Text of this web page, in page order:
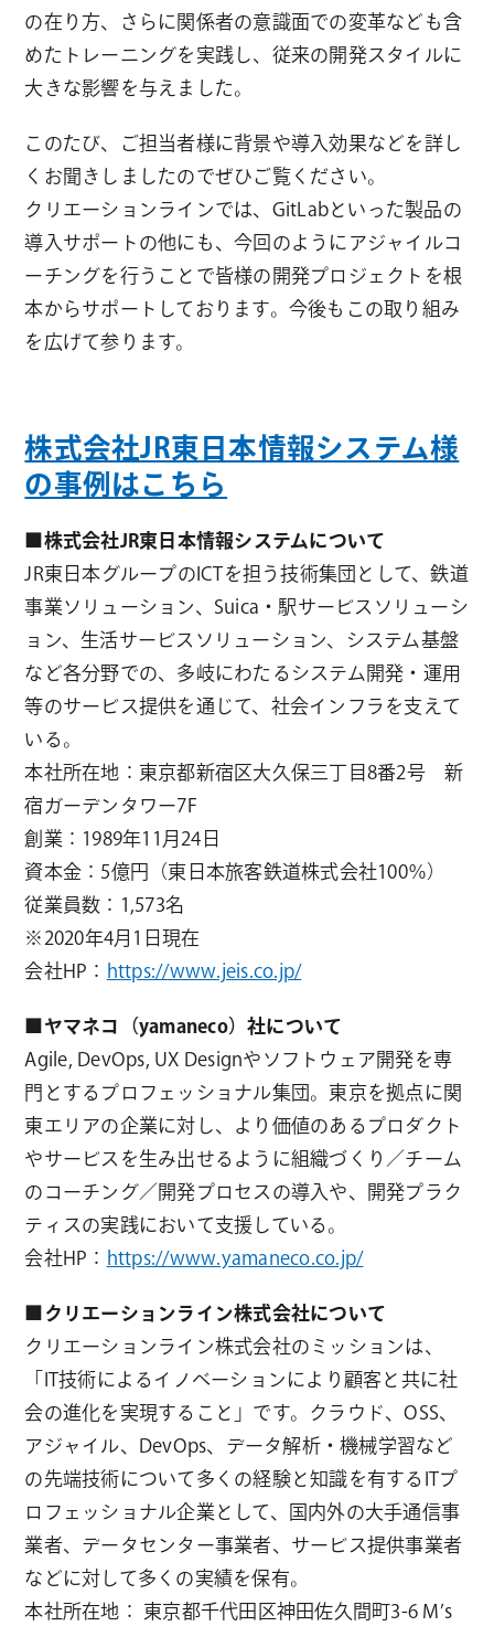
の在り方、さらに関係者の意識面での変革なども含
めたトレーニングを実践し、従来の開発スタイルに
大きな影響を与えました。
このたび、ご担当者様に背景や導入効果などを詳し
くお聞きしましたのでぜひご覧ください。
クリエーションラインでは、GitLabといった製品の
導入サポートの他にも、今回のようにアジャイルコ
ーチングを行うことで皆様の開発プロジェクトを根
本からサポートしております。今後もこの取り組み
を広げて参ります。
株式会社JR東日本情報システム様
の事例はこちら
■株式会社JR東日本情報システムについて
JR東日本グループのICTを担う技術集団として、鉄道
事業ソリューション、Suica・駅サービスソリューシ
ョン、生活サービスソリューション、システム基盤
など各分野での、多岐にわたるシステム開発・運用
等のサービス提供を通じて、社会インフラを支えて
いる。
本社所在地：東京都新宿区大久保三丁目8番2号 新
宿ガーデンタワー7F
創業：1989年11月24日
資本金：5億円（東日本旅客鉄道株式会社100％）
従業員数：1,573名
※2020年4月1日現在
会社HP： https://www.jeis.co.jp/
■ヤマネコ（yamaneco）社について
Agile, DevOps, UX Designやソフトウェア開発を専
門とするプロフェッショナル集団。東京を拠点に関
東エリアの企業に対し、より価値のあるプロダクト
やサービスを生み出せるように組織づくり／チーム
のコーチング／開発プロセスの導入や、開発プラク
ティスの実践において支援している。
会社HP： https://www.yamaneco.co.jp/
■クリエーションライン株式会社について
クリエーションライン株式会社のミッションは、
「IT技術によるイノベーションにより顧客と共に社
会の進化を実現すること」です。クラウド、OSS、
アジャイル、DevOps、データ解析・機械学習など
の先端技術について多くの経験と知識を有するITプ
ロフェッショナル企業として、国内外の大手通信事
業者、データセンター事業者、サービス提供事業者
などに対して多くの実績を保有。
本社所在地： 東京都千代田区神田佐久間町3-6 M’s